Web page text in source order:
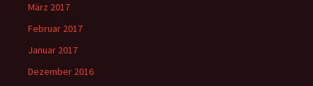
März 2017
Februar 2017
Januar 2017
Dezember 2016